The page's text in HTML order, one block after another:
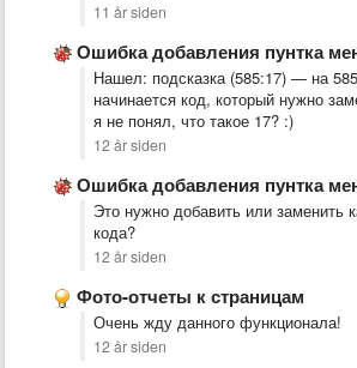
11 år siden
Ошибка добавления пунтка
Нашел: подсказка (585:17) — на
начинается код, который нужно
я не понял, что такое 17? :)
12 år siden
Ошибка добавления пунтка
Это нужно добавить или заменить
кода?
12 år siden
Фото-отчеты к страницам
Очень жду данного функционала!
12 år siden